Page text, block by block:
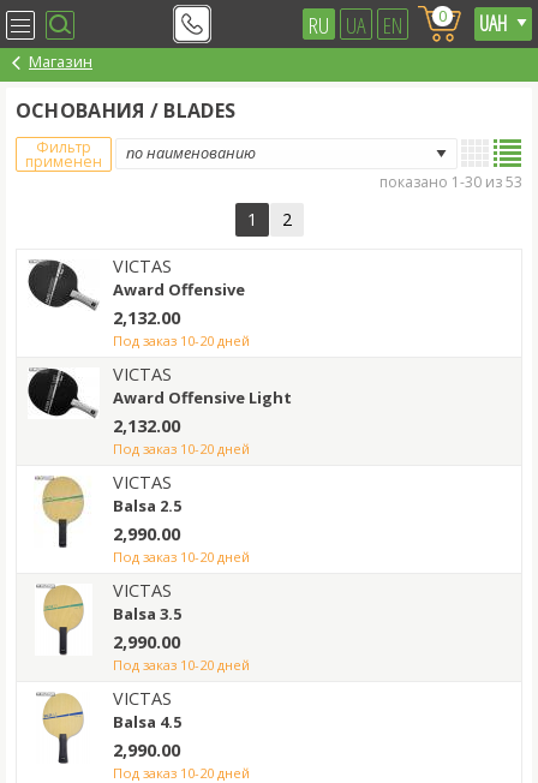
RU UA EN 0
Магазин
ОСНОВАНИЯ / BLADES
Фильтр
применен
показано 1-30 из 53
1 2
VICTAS
Award Offensive
2,132.00
под заказ 10-20 дней
VICTAS
Award Offensive Light
2,132.00
под заказ 10-20 дней
VICTAS
Balsa 2.5
2,990.00
под заказ 10-20 дней
VICTAS
Balsa 3.5
2,990.00
под заказ 10-20 дней
VICTAS
Balsa 4.5
2,990.00
под заказ 10-20 дней